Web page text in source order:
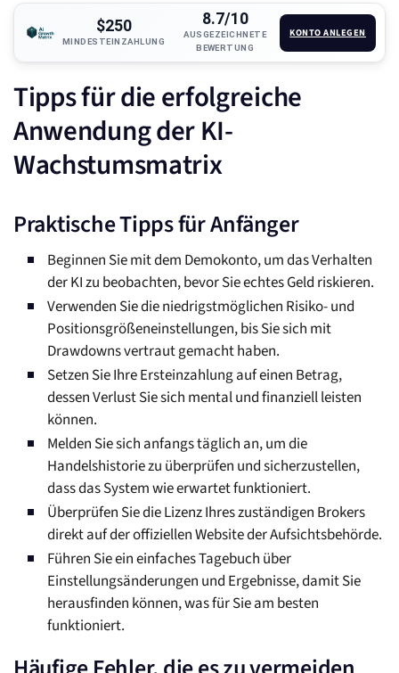
$250
MINDESTEINZAHLUNG
8.7/10
AUSGEZEICHNETE
BEWERTUNG
KONTO ANLEGEN
Tipps für die erfolgreiche
Anwendung der KI-
Wachstumsmatrix
Praktische Tipps für Anfänger
Beginnen Sie mit dem Demokonto, um das Verhalten
der KI zu beobachten, bevor Sie echtes Geld riskieren.
Verwenden Sie die niedrigstmöglichen Risiko- und
Positionsgrößeneinstellungen, bis Sie sich mit
Drawdowns vertraut gemacht haben.
Setzen Sie Ihre Ersteinzahlung auf einen Betrag,
dessen Verlust Sie sich mental und finanziell leisten
können.
Melden Sie sich anfangs täglich an, um die
Handelshistorie zu überprüfen und sicherzustellen,
dass das System wie erwartet funktioniert.
Überprüfen Sie die Lizenz Ihres zuständigen Brokers
direkt auf der offiziellen Website der Aufsichtsbehörde.
Führen Sie ein einfaches Tagebuch über
Einstellungsänderungen und Ergebnisse, damit Sie
herausfinden können, was für Sie am besten
funktioniert.